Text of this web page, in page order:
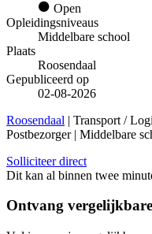
Open
Opleidingsniveaus
Middelbare school
Plaats
Roosendaal
Gepubliceerd op
02-08-2026
Roosendaal | Transport /
Postbezorger | Middelbare
Solliciteer direct
Dit kan al binnen twee
Ontvang